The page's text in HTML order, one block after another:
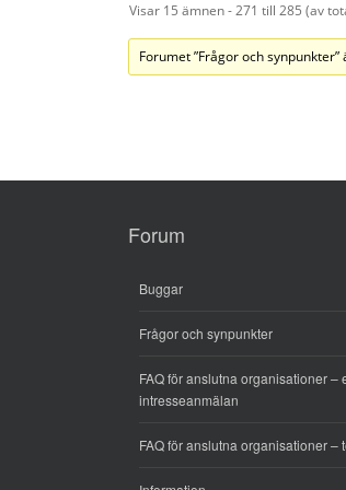
Visar 15 ämnen - 271 till 285 (av
Forumet ”Frågor och
Forum
Buggar
Frågor och synpunkter
FAQ för anslutna organisationer –
intresseanmälan
FAQ för anslutna organisationer –